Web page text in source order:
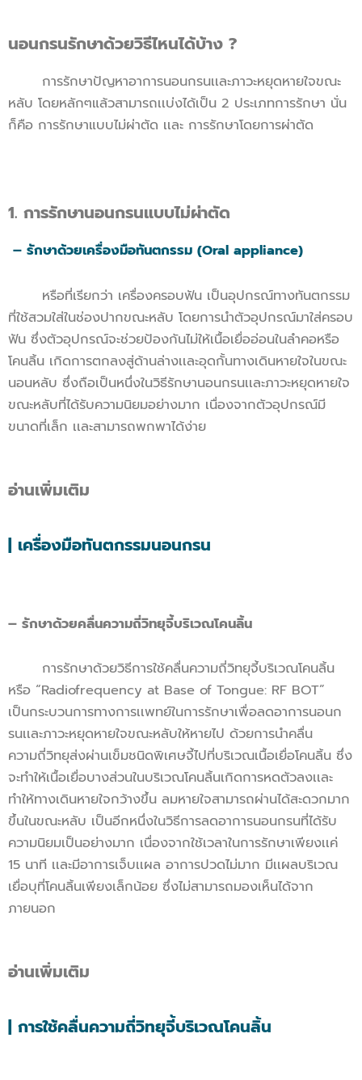
นอนกรนรักษาด้วยวิธีไหนได้บ้าง ?
การรักษาปัญหาอาการนอนกรนเเละภาวะหยุดหายใจขณะ
หลับ โดยหลักๆแล้วสามารถเเบ่งได้เป็น 2 ประเภทการรักษา นั่น
ก็คือ การรักษาแบบไม่ผ่าตัด เเละ การรักษาโดยการผ่าตัด
1. การรักษานอนกรนแบบไม่ผ่าตัด
– รักษาด้วยเครื่องมือทันตกรรม (Oral appliance)
หรือที่เรียกว่า เครื่องครอบฟัน เป็นอุปกรณ์ทางทันตกรรม
ที่ใช้สวมใส่ในช่องปากขณะหลับ โดยการนำตัวอุปกรณ์มาใส่ครอบ
ฟัน ซึ่งตัวอุปกรณ์จะช่วยป้องกันไม่ให้เนื้อเยื่ออ่อนในลำคอหรือ
โคนลิ้น เกิดการตกลงสู่ด้านล่างเเละอุดกั้นทางเดินหายใจในขณะ
นอนหลับ ซึ่งถือเป็นหนึ่งในวิธีรักษานอนกรนเเละภาวะหยุดหายใจ
ขณะหลับที่ได้รับความนิยมอย่างมาก เนื่องจากตัวอุปกรณ์มี
ขนาดที่เล็ก เเละสามารถพกพาได้ง่าย
อ่านเพิ่มเติม
| เครื่องมือทันตกรรมนอนกรน
– รักษาด้วยคลื่นความถี่วิทยุจี้บริเวณโคนลิ้น
การรักษาด้วยวิธีการใช้คลื่นความถี่วิทยุจี้บริเวณโคนลิ้น
หรือ “Radiofrequency at Base of Tongue: RF BOT”
เป็นกระบวนการทางการเเพทย์ในการรักษาเพื่อลดอาการนอนก
รนเเละภาวะหยุดหายใจขณะหลับให้หายไป ด้วยการนำคลื่น
ความถี่วิทยุส่งผ่านเข็มชนิดพิเศษจี้ไปที่บริเวณเนื้อเยื่อโคนลิ้น ซึ่ง
จะทำให้เนื้อเยื่อบางส่วนในบริเวณโคนลิ้นเกิดการหดตัวลงเเละ
ทำให้ทางเดินหายใจกว้างขึ้น ลมหายใจสามารถผ่านได้สะดวกมาก
ขึ้นในขณะหลับ เป็นอีกหนึ่งในวิธีการลดอาการนอนกรนที่ได้รับ
ความนิยมเป็นอย่างมาก เนื่องจากใช้เวลาในการรักษาเพียงเเค่
15 นาที เเละมีอาการเจ็บเเผล อาการปวดไม่มาก มีเเผลบริเวณ
เยื่อบุที่โคนลิ้นเพียงเล็กน้อย ซึ่งไม่สามารถมองเห็นได้จาก
ภายนอก
อ่านเพิ่มเติม
| การใช้คลื่นความถี่วิทยุจี้บริเวณโคนลิ้น